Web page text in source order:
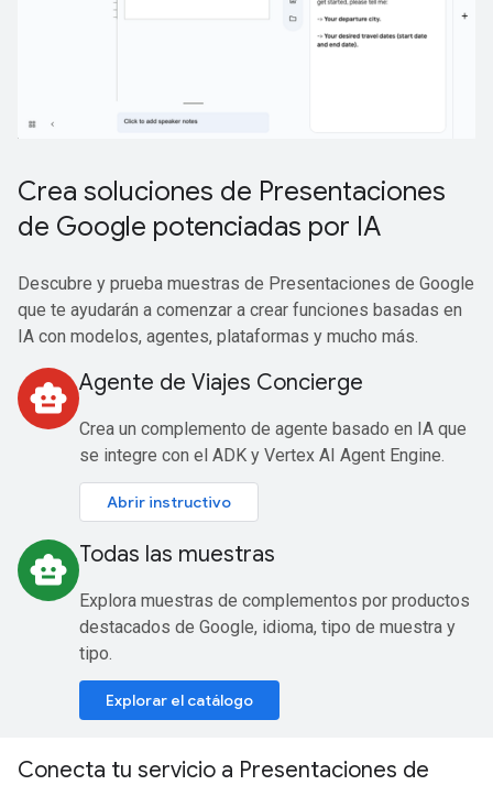
Crea soluciones de Presentaciones
de Google potenciadas por IA
Descubre y prueba muestras de Presentaciones de Google
que te ayudarán a comenzar a crear funciones basadas en
IA con modelos, agentes, plataformas y mucho más.
smart_toy Agente de Viajes Concierge
Crea un complemento de agente basado en IA que
se integre con el ADK y Vertex AI Agent Engine.
Abrir instructivo
smart_toy Todas las muestras
Explora muestras de complementos por productos
destacados de Google, idioma, tipo de muestra y
tipo.
Explorar el catálogo
Conecta tu servicio a Presentaciones de